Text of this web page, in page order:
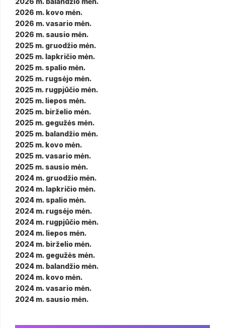
2026 m. kovo mėn.
2026 m. vasario mėn.
2026 m. sausio mėn.
2025 m. gruodžio mėn.
2025 m. lapkričio mėn.
2025 m. spalio mėn.
2025 m. rugsėjo mėn.
2025 m. rugpjūčio mėn.
2025 m. liepos mėn.
2025 m. birželio mėn.
2025 m. gegužės mėn.
2025 m. balandžio mėn.
2025 m. kovo mėn.
2025 m. vasario mėn.
2025 m. sausio mėn.
2024 m. gruodžio mėn.
2024 m. lapkričio mėn.
2024 m. spalio mėn.
2024 m. rugsėjo mėn.
2024 m. rugpjūčio mėn.
2024 m. liepos mėn.
2024 m. birželio mėn.
2024 m. gegužės mėn.
2024 m. balandžio mėn.
2024 m. kovo mėn.
2024 m. vasario mėn.
2024 m. sausio mėn.